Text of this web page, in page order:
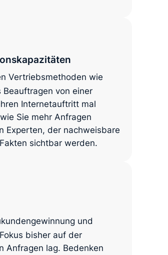
Vertriebsmethoden wie
von einer
Internetauftritt mal
Sie mehr Anfragen
Experten, der nachweisbare
sichtbar werden.
und
bisher auf der
Anfragen lag. Bedenken